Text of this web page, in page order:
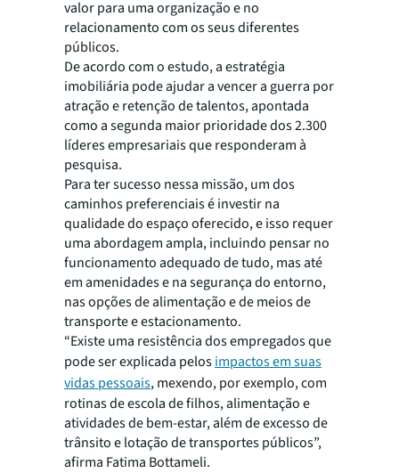
valor para uma organização e no
relacionamento com os seus diferentes
públicos.
De acordo com o estudo, a estratégia
imobiliária pode ajudar a vencer a guerra por
atração e retenção de talentos, apontada
como a segunda maior prioridade dos 2.300
líderes empresariais que responderam à
pesquisa.
Para ter sucesso nessa missão, um dos
caminhos preferenciais é investir na
qualidade do espaço oferecido, e isso requer
uma abordagem ampla, incluindo pensar no
funcionamento adequado de tudo, mas até
em amenidades e na segurança do entorno,
nas opções de alimentação e de meios de
transporte e estacionamento.
“Existe uma resistência dos empregados que
pode ser explicada pelosimpactos em suas
vidas pessoais, mexendo, por exemplo, com
rotinas de escola de filhos, alimentação e
atividades de bem-estar, além de excesso de
trânsito e lotação de transportes públicos”,
afirma Fatima Bottameli.